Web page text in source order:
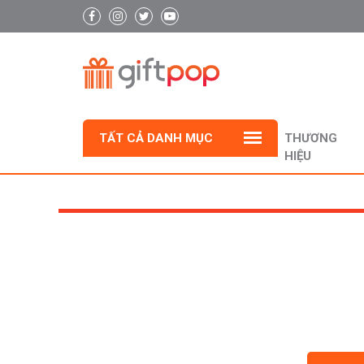
TẤT CẢ DANH MỤC
THƯƠNG
HIỆU